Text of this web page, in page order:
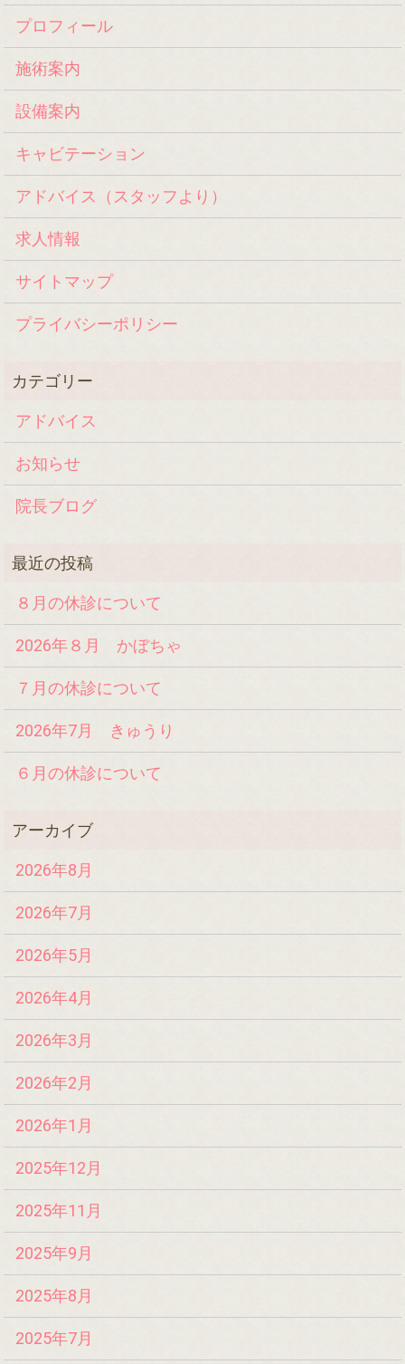
プロフィール
施術案内
設備案内
キャビテーション
アドバイス（スタッフより）
求人情報
サイトマップ
プライバシーポリシー
アドバイス
お知らせ
院長ブログ
８月の休診について
2026年８月 かぼちゃ
７月の休診について
2026年7月 きゅうり
６月の休診について
2026年8月
2026年7月
2026年5月
2026年4月
2026年3月
2026年2月
2026年1月
2025年12月
2025年11月
2025年9月
2025年8月
2025年7月